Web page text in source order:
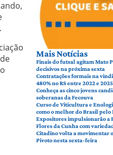
Mais Notícias
Finais do futsal agitam Mato
decisivos na próxima sexta
Contratações formais na
480% no RS entre 2022 e 2025
Conheça as cinco jovens
soberanas da Fecouva
Curso de Viticultura e
como o melhor do Brasil pelo
Expositores impulsionarão a
Flores da Cunha com
Citadino volta a movimentar
Pivoto nesta sexta-feira